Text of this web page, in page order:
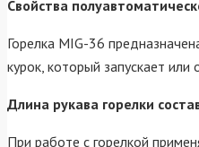
Свойства
Горелка MIG-36
курок, который запускает или
Длина рукава горелки
При работе с горелкой